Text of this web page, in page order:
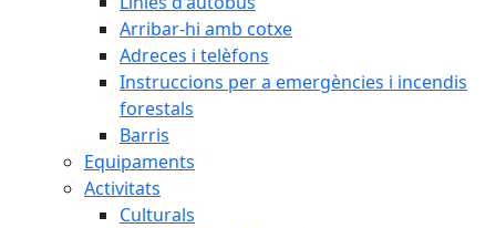
Arribar-hi amb cotxe
Adreces i telèfons
Instruccions per a emergències i incendis
forestals
Barris
Equipaments
Activitats
Culturals